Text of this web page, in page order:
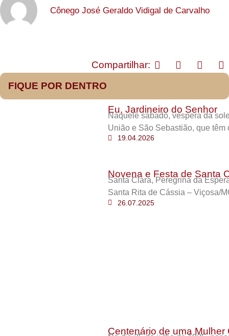
Cônego José Geraldo Vidigal de Carvalho
Compartilhar:
FIQUE POR DENTRO
Eu, Jardineiro do Senhor
Naquele sábado, véspera da
União e São Sebastião, que têm
19.04.2026
Novena e Festa de Santa
Santa Clara, Peregrina da
Santa Rita de Cássia – Viçosa/
26.07.2025
Centenário de uma Mulher